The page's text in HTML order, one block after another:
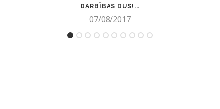
DARBĪBAS DUS!...
07/08/2017